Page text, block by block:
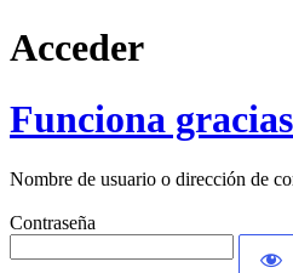
Acceder
Funciona
Nombre de usuario o dirección de
Contraseña